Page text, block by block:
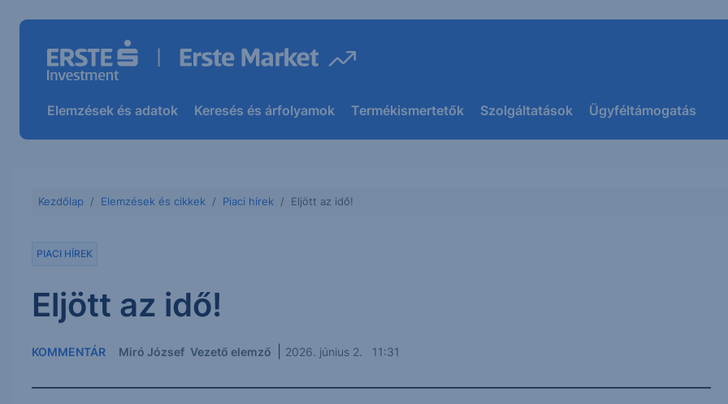
Elemzések és adatok Keresés és árfolyamok Termékismertetők Szolgáltatások Ügyféltámogatás
Kezdőlap Elemzések és cikkek Piaci hírek Eljött az idő!
PIACI HÍREK
Eljött az idő!
KOMMENTÁR Miró József Vezető elemző 2026. június 2. 11:31